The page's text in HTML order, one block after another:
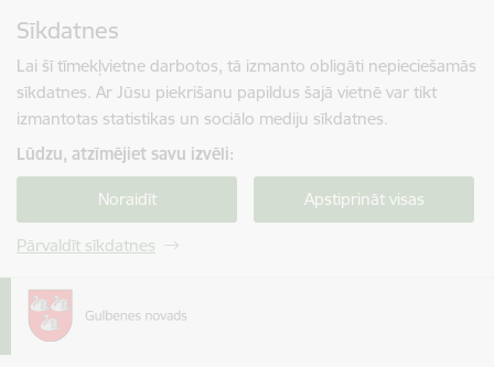
Sīkdatnes
Lai šī tīmekļvietne darbotos, tā izmanto obligāti nepieciešamās
sīkdatnes. Ar Jūsu piekrišanu papildus šajā vietnē var tikt
izmantotas statistikas un sociālo mediju sīkdatnes.
Lūdzu, atzīmējiet savu izvēli:
Noraidīt Apstiprināt visas
Pārvaldīt sīkdatnes